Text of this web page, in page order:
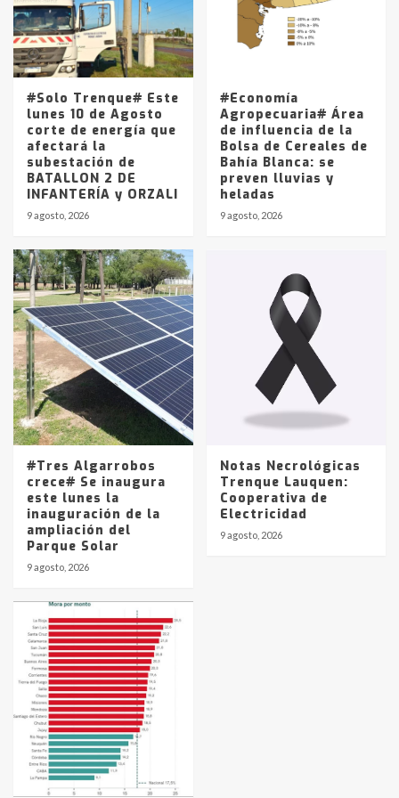
Los precios de los combustibles en
La Pampa, desde YPF hasta Axion
entre 857 a 1338 pesos
#Solo Trenque# Este
lunes 10 de Agosto
corte de energía que
afectará la
subestación de
BATALLON 2 DE
INFANTERÍA y ORZALI
9 agosto, 2026
#Economía
Agropecuaria# Área
de influencia de la
Bolsa de Cereales de
Bahía Blanca: se
preven lluvias y
heladas
9 agosto, 2026
#Tres Algarrobos
crece# Se inaugura
este lunes la
inauguración de la
ampliación del
Parque Solar
9 agosto, 2026
Notas Necrológicas
Trenque Lauquen:
Cooperativa de
Electricidad
9 agosto, 2026